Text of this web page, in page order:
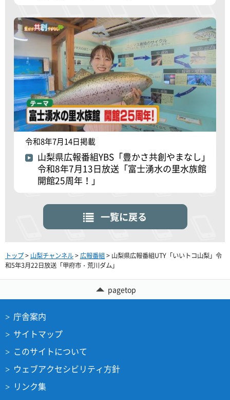
令和8年7月14日掲載
山梨県広報番組YBS「豊かさ共創やまなし」
令和8年7月13日放送「富士湧水の里水族館
開館25周年！」
一覧に戻る
トップ> 山梨チャンネル>広報番組> 山梨県広報番組UTY「いいトコ山梨」令
和5年3月22日放送「甲府市・荒川ダム」
pagetop
庁舎案内
サイトマップ
このサイトについて
ウェブアクセシビリティ方針
リンク集